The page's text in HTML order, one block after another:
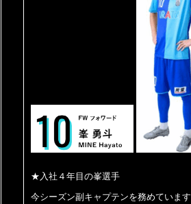
★入社４年目の峯選手
今シーズン副キャプテンを務めています